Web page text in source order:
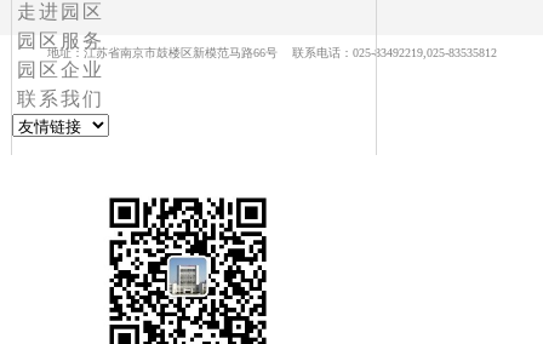
走进园区
园区服务
园区企业
联系我们
地址：江苏省南京市鼓楼区新模范马路66号 联系电话：025-83492219,025-83535812